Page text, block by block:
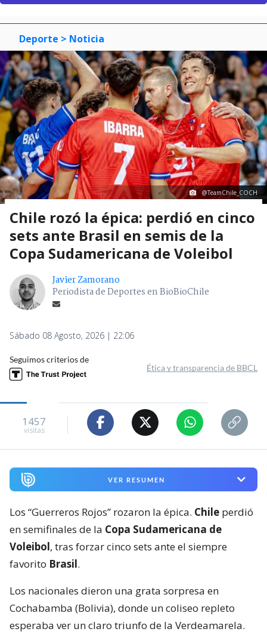
Deporte > Noticia
@TeamChile_COCH
Chile rozó la épica: perdió en cinco
sets ante Brasil en semis de la
Copa Sudamericana de Voleibol
Javier Zamorano
Periodista de Deportes en BioBioChile
Sábado 08 Agosto, 2026 | 22:06
Seguimos criterios de
Ética y transparencia de BBCL
1457
visitas
VER RESUMEN
Los “Guerreros Rojos” rozaron la épica. Chile perdió
en semifinales de la Copa Sudamericana de
Voleibol, tras forzar cinco sets ante el siempre
favorito Brasil.
Los nacionales dieron una grata sorpresa en
Cochabamba (Bolivia), donde un coliseo repleto
esperaba ver un claro triunfo de la Verdeamarela.